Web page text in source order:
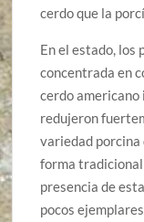
cerdo que la
En el estado, los
concentrada en
cerdo americano
redujeron
variedad porcina
forma tradicional
presencia de
pocos